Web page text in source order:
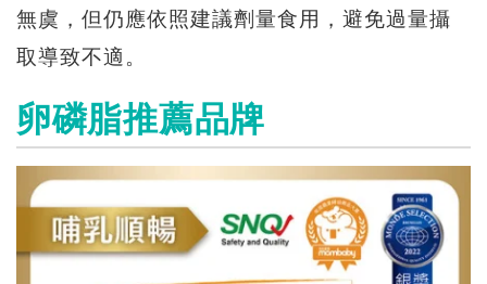
無虞，但仍應依照建議劑量食用，避免過量攝
取導致不適。
卵磷脂推薦品牌